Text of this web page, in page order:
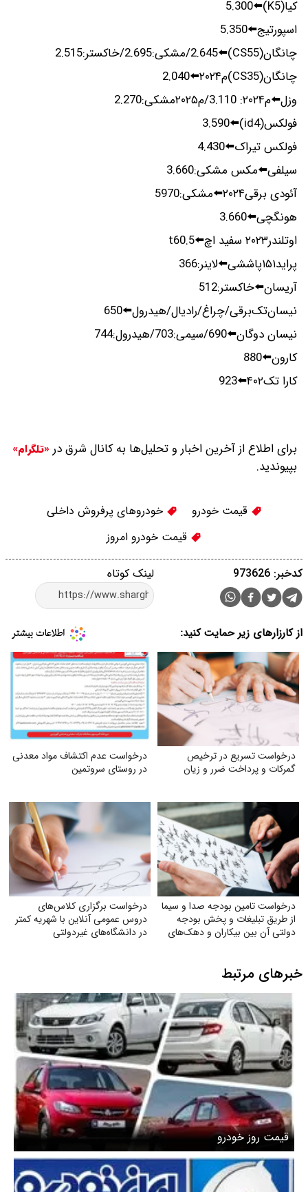
کیا(K5)⬅️5.300
اسپورتیج⬅️5.350
چانگان(CS55)⬅️2.645/مشکی:2.695/خاکستر:2.515
چانگان(CS35)م۲۰۲۴⬅️2.040
وزل⬅️م۲۰۲۴: 3.110/م۲۰۲۵مشکی:2.270
فولکس(id4)⬅️3.590
فولکس تیراک⬅️4.430
سیلفی⬅️مکس مشکی:3.660
آئودی برقی۲۰۲۴⬅️مشکی:5970
هونگچی⬅️3.660
اوتلندر۲۰۲۳ سفید اچ⬅️5.t60
پراید۱۵۱پاششی⬅️لاینر:366
آریسان⬅️خاکستر:512
نیسان‌تک‌برقی/چراغ/رادیال/هیدرول⬅️650
نیسان دوگان⬅️690/سیمی:703/هیدرول:744
کارون⬅️880
کارا تک۴۰۲⬅️923
برای اطلاع از آخرین اخبار و تحلیل‌ها به کانال شرق در «تلگرام»
بپیوندید.
قیمت خودرو
خودروهای پرفروش داخلی
قیمت خودرو امروز
لینک کوتاه کدخبر: 973626
از کارزارهای زیر حمایت کنید:
درخواست تسریع در ترخیص
گمرکات و پرداخت ضرر و زیان
درخواست عدم اکتشاف مواد معدنی
در روستای سروتمین
درخواست تامین بودجه صدا و سیما
از طریق تبلیغات و پخش بودجه
دولتی آن بین بیکاران و دهک‌های
درخواست برگزاری کلاس‌های
دروس عمومی آنلاین با شهریه کمتر
در دانشگاه‌های غیردولتی
خبرهای مرتبط
قیمت روز خودرو